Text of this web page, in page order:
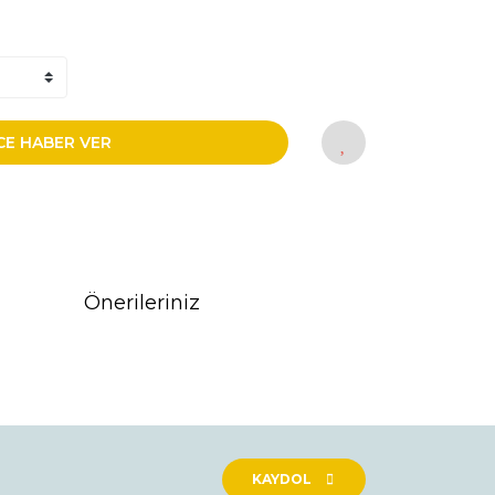
HABER VER
Önerileriniz
KAYDOL